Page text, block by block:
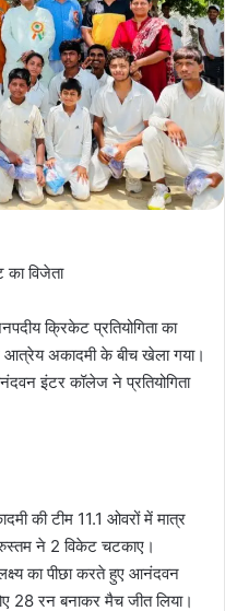
विजेता
क्रिकेट प्रतियोगिता का
अकादमी के बीच खेला गया।
इंटर कॉलेज ने प्रतियोगिता
की टीम 11.1 ओवरों में मात्र
ने 2 विकेट चटकाए।
का पीछा करते हुए आनंदवन
28 रन बनाकर मैच जीत लिया।